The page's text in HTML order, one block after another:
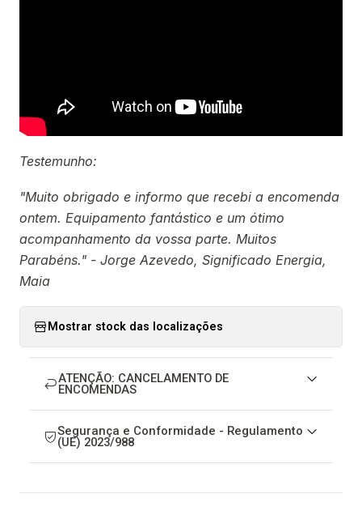
Testemunho:
"Muito obrigado e informo que recebi a encomenda
ontem. Equipamento fantástico e um ótimo
acompanhamento da vossa parte. Muitos
Parabéns." - Jorge Azevedo, Significado Energia,
Maia
Mostrar stock das localizações
ATENÇÃO: CANCELAMENTO DE
ENCOMENDAS
Segurança e Conformidade - Regulamento
(UE) 2023/988